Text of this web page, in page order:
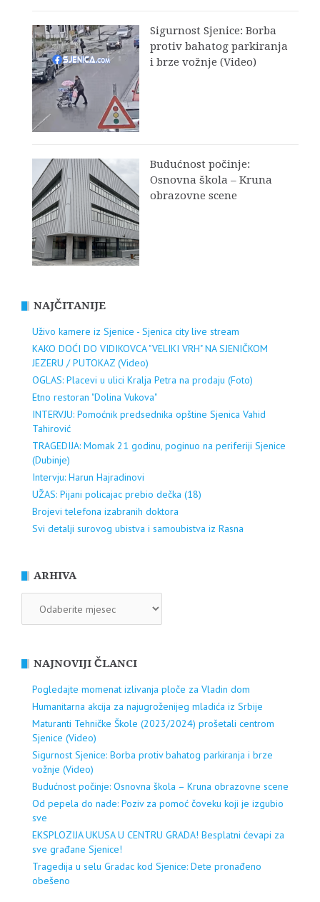
Sigurnost Sjenice: Borba
protiv bahatog parkiranja
i brze vožnje (Video)
Budućnost počinje:
Osnovna škola – Kruna
obrazovne scene
NAJČITANIJE
Uživo kamere iz Sjenice - Sjenica city live stream
KAKO DOĆI DO VIDIKOVCA "VELIKI VRH" NA SJENIČKOM
JEZERU / PUTOKAZ (Video)
OGLAS: Placevi u ulici Kralja Petra na prodaju (Foto)
Etno restoran "Dolina Vukova"
INTERVJU: Pomoćnik predsednika opštine Sjenica Vahid
Tahirović
TRAGEDIJA: Momak 21 godinu, poginuo na periferiji Sjenice
(Dubinje)
Intervju: Harun Hajradinovi
UŽAS: Pijani policajac prebio dečka (18)
Brojevi telefona izabranih doktora
Svi detalji surovog ubistva i samoubistva iz Rasna
ARHIVA
NAJNOVIJI ČLANCI
Pogledajte momenat izlivanja ploče za Vladin dom
Humanitarna akcija za najugroženijeg mladića iz Srbije
Maturanti Tehničke Škole (2023/2024) prošetali centrom
Sjenice (Video)
Sigurnost Sjenice: Borba protiv bahatog parkiranja i brze
vožnje (Video)
Budućnost počinje: Osnovna škola – Kruna obrazovne scene
Od pepela do nade: Poziv za pomoć čoveku koji je izgubio
sve
EKSPLOZIJA UKUSA U CENTRU GRADA! Besplatni ćevapi za
sve građane Sjenice!
Tragedija u selu Gradac kod Sjenice: Dete pronađeno
obešeno